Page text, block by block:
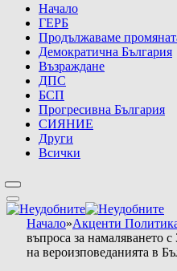
Начало
ГЕРБ
Продължаваме
Демократична България
Възраждане
ДПС
БСП
Прогресивна България
СИЯНИЕ
Други
Всички
Начало»Акценти
въпроса за намаляването
на вероизповеданията в